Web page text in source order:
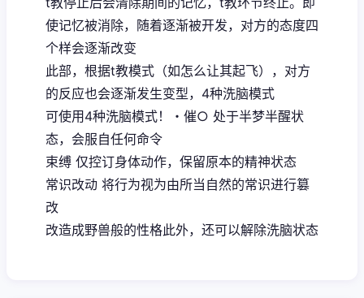
使记忆被消除，随着逐渐被开发，对方的态度四
个样会逐渐改变
此部，根据t教模式（如怎么让其起飞），对方
的反应也会逐渐发生变型，4种洗脑模式
可使用4种洗脑模式！・催○ 处于半梦半醒状
态，会服自任何命令
束缚 仅控订身体动作，保留原本的精神状态
常识改动 将行为视为由所当自然的常识进行篡
改
改造成野兽般的性格此外，还可以解除洗脑状态